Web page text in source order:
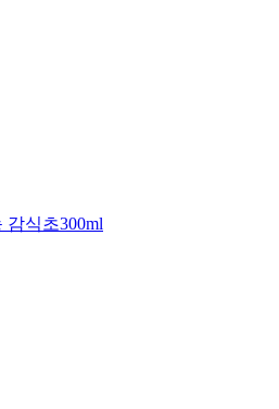
식초300ml